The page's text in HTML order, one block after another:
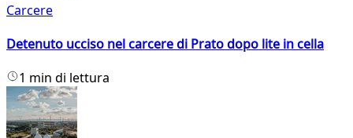
Carcere
Detenuto ucciso nel carcere di Prato dopo lite in cella
1 min di lettura